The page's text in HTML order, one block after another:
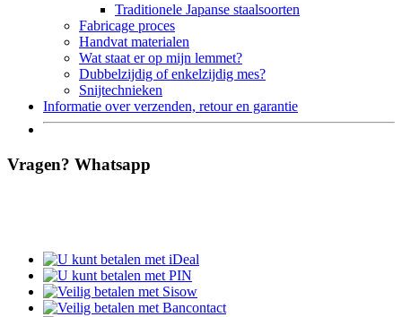
Traditionele Japanse staalsoorten
Fabricage proces
Handvat materialen
Wat staat er op mijn lemmet?
Dubbelzijdig of enkelzijdig mes?
Snijtechnieken
Informatie over verzenden, retour en garantie
Vragen? Whatsapp